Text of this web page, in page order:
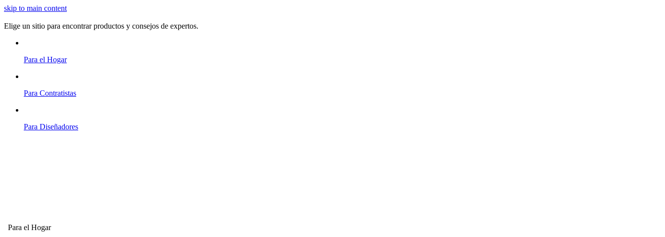
skip to main content
Elige un sitio para encontrar productos y consejos de expertos.
Para el Hogar
Para Contratistas
Para Diseñadores
Para el Hogar